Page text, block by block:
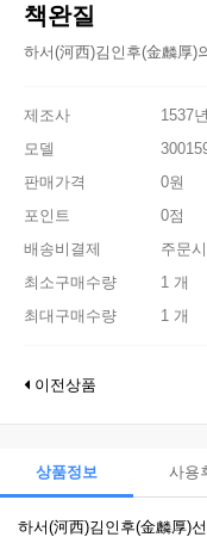
책완질
하서(河西)김인후(金麟厚)
제조사
1537
모델
판매가격
0원
포인트
0점
배송비결제
주문
최소구매수량
1 개
최대구매수량
1 개
이전상품
상품정보 사용
하서(河西)김인후(金麟厚)